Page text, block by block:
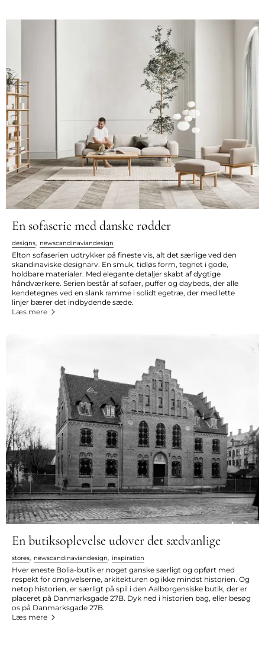
En sofaserie med danske rødder
designs, newscandinaviandesign
Elton sofaserien udtrykker på fineste vis, alt det særlige ved den
skandinaviske designarv. En smuk, tidløs form, tegnet i gode,
holdbare materialer. Med elegante detaljer skabt af dygtige
håndværkere. Serien består af sofaer, puffer og daybeds, der alle
kendetegnes ved en slank ramme i solidt egetræ, der med lette
linjer bærer det indbydende sæde.
Læs mere
En butiksoplevelse udover det sædvanlige
stores, newscandinaviandesign, inspiration
Hver eneste Bolia-butik er noget ganske særligt og opført med
respekt for omgivelserne, arkitekturen og ikke mindst historien. Og
netop historien, er særligt på spil i den Aalborgensiske butik, der er
placeret på Danmarksgade 27B. Dyk ned i historien bag, eller besøg
os på Danmarksgade 27B.
Læs mere